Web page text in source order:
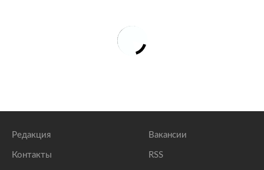
Редакция
Контакты
Вакансии
RSS